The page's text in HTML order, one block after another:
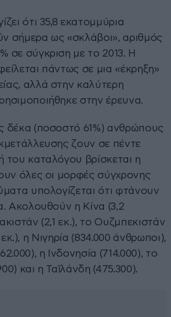
ότι 35,8 εκατομμύρια
σήμερα ως «σκλάβοι», αριθμός
σε σύγκριση με το 2013. Η
πάντως σε μια «έκρηξη»
αλλά στην καλύτερη
στην έρευνα.
δέκα (ποσοστό 61%) ανθρώπους
ζουν σε πέντε
του καταλόγου βρίσκεται η
όλες οι μορφές σύγχρονης
υπολογίζεται ότι φτάνουν
Ακολουθούν η Κίνα (3,2
(2,1 εκ.), το Ουζμπεκιστάν
εκ.), η Νιγηρία (834.000 άνθρωποι),
η Ινδονησία (714.000), το
και η Ταϊλάνδη (475.300).